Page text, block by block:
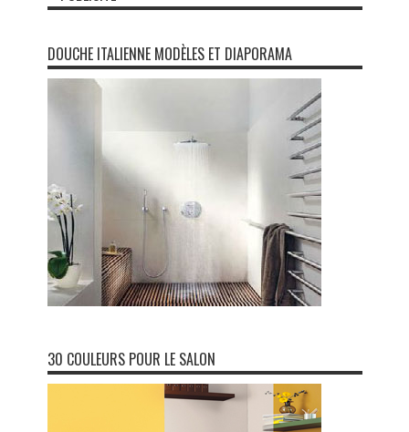
DOUCHE ITALIENNE MODÈLES ET DIAPORAMA
30 COULEURS POUR LE SALON